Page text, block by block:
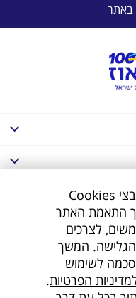
באתר
האתר עושה שימוש בקבצי Cookies
התאמת האתר
לצרכים
הגלישה. המשך
לשימוש
הפרטיות.